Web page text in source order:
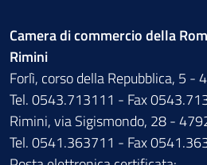
Camera di commercio della
Rimini
Forlì, corso della Repubblica, 5 -
Tel. 0543.713111 - Fax
Rimini, via Sigismondo, 28 -
Tel. 0541.363711 - Fax